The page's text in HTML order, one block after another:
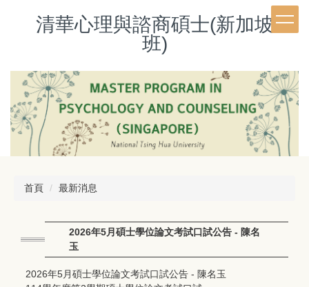
清華心理與諮商碩士(新加坡
班)
首頁 最新消息
2026年5月碩士學位論文考試口試公告 - 陳名
玉
2026年5月碩士學位論文考試口試公告 - 陳名玉